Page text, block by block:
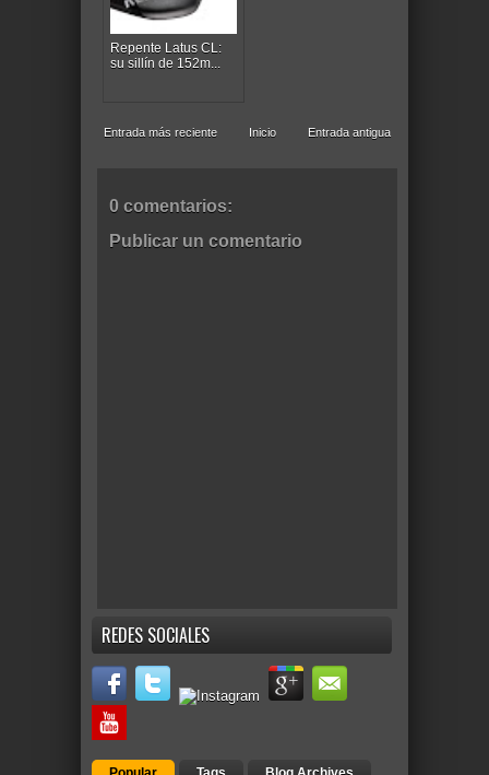
Repente Latus CL:
su sillín de 152m...
Entrada más reciente Entrada antigua
Inicio
0 comentarios:
Publicar un comentario
REDES SOCIALES